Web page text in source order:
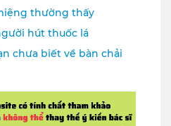
thường thấy
hút thuốc lá
chưa biết về bàn chải